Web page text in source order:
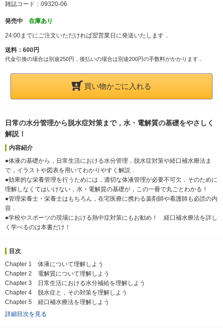
雑誌コード：09320-06
発売中 在庫あり
24:00までにご注文いただければ翌営業日に発送いたします．
送料：600円
代金引換の場合は別途250円，後払いの場合は別途200円の手数料がかかります．
買い物かごに入れる
日常の水分管理から脱水症対策まで，水・電解質の基礎をやさしく
解説！
内容紹介
●体液の基礎から，日常生活における水分管理，脱水症対策や経口補水療法ま
で，イラストや図表を用いてわかりやすく解説．
●効果的な栄養管理を行うためには，適切な体液管理が必要不可欠．そのために
理解しなくてはいけない，水・電解質の基礎が，この一冊で丸ごとわかる！
●管理栄養士・栄養士はもちろん，在宅医療に携わる薬剤師や看護師も必読の内
容．
●学校やスポーツの現場における熱中症対策にもお勧め！ 経口補水療法を詳し
く学べるのは本書だけ！
目次
Chapter 1 体液について理解しよう
Chapter 2 電解質について理解しよう
Chapter 3 日常生活における水分補給を理解しよう
Chapter 4 脱水症と，その対策を理解しよう
Chapter 5 経口補水療法を理解しよう
詳細目次を見る